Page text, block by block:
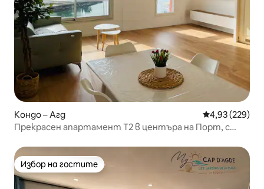
Кондо – Агд Средна
4,93 (229)
Прекрасен апартамент T2 в центъра на Порт, с
Избор на гостите
Избор на гостите